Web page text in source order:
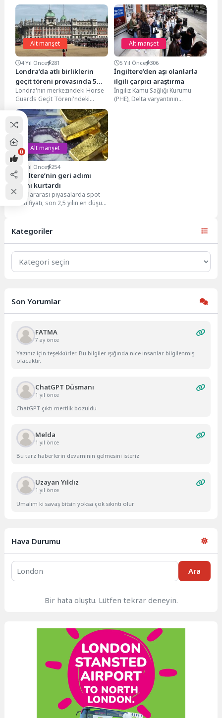
Alt manşet
4 Yıl Önce 281
Londra’da atlı birliklerin
geçit töreni provasında 5
kişi yaralandı
Londra'nın merkezindeki Horse
Guards Geçit Töreni'ndeki
Trooping the Color provasında
seyirci tribünlerinin bir kısmı
çökünce...
Alt manşet
5 Yıl Önce 306
İngiltere’den aşı olanlarla
ilgili çarpıcı araştırma
İngiliz Kamu Sağlığı Kurumu
(PHE), Delta varyantının
Alt manşet
4 Yıl Önce 254
İngiltere’nin geri adımı
altını kurtardı
Uluslararası piyasalarda spot
altın fiyatı, son 2,5 yılın en düşük
Kategoriler
Kategoriler
Son Yorumlar
FATMA
7 ay önce
Yazınız için teşekkürler. Bu bilgiler ışığında nice insanlar bilgilenmiş
olacaktır.
ChatGPT Düsmanı
1 yıl önce
ChatGPT çıktı mertlik bozuldu
Melda
1 yıl önce
Bu tarz haberlerin devamının gelmesini isteriz
Uzayan Yıldız
1 yıl önce
Umalım ki savaş bitsin yoksa çok sıkıntı olur
Hava Durumu
Ara
Bir hata oluştu. Lütfen tekrar deneyin.
0